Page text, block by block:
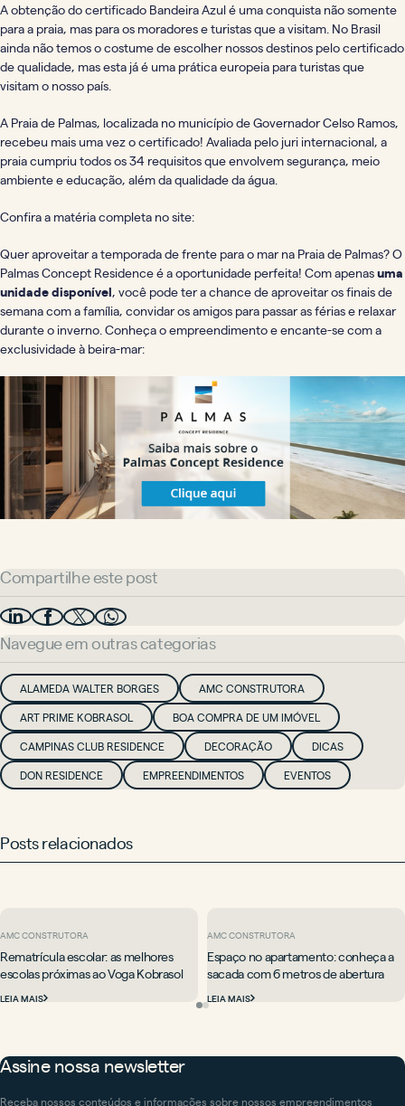
A obtenção do certificado Bandeira Azul é uma conquista não somente
para a praia, mas para os moradores e turistas que a visitam. No Brasil
ainda não temos o costume de escolher nossos destinos pelo certificado
de qualidade, mas esta já é uma prática europeia para turistas que
visitam o nosso país.
A Praia de Palmas, localizada no município de Governador Celso Ramos,
recebeu mais uma vez o certificado! Avaliada pelo juri internacional, a
praia cumpriu todos os 34 requisitos que envolvem segurança, meio
ambiente e educação, além da qualidade da água.
Confira a matéria completa no site:
Quer aproveitar a temporada de frente para o mar na Praia de Palmas? O
Palmas Concept Residence é a oportunidade perfeita! Com apenasuma
unidade disponível, você pode ter a chance de aproveitar os finais de
semana com a família, convidar os amigos para passar as férias e relaxar
durante o inverno. Conheça o empreendimento e encante-se com a
exclusividade à beira-mar:
Compartilhe este post
Navegue em outras categorias
ALAMEDA WALTER BORGES
AMC CONSTRUTORA
ART PRIME KOBRASOL
BOA COMPRA DE UM IMÓVEL
CAMPINAS CLUB RESIDENCE
DECORAÇÃO
DICAS
DON RESIDENCE
EMPREENDIMENTOS EVENTOS
Posts relacionados
AMC CONSTRUTORA
Rematrícula escolar: as melhores
escolas próximas ao Voga Kobrasol
LEIA MAIS
AMC CONSTRUTORA
Espaço no apartamento: conheça a
sacada com 6 metros de abertura
LEIA MAIS
Assine nossa newsletter
Receba nossos conteúdos e informações sobre nossos empreendimentos